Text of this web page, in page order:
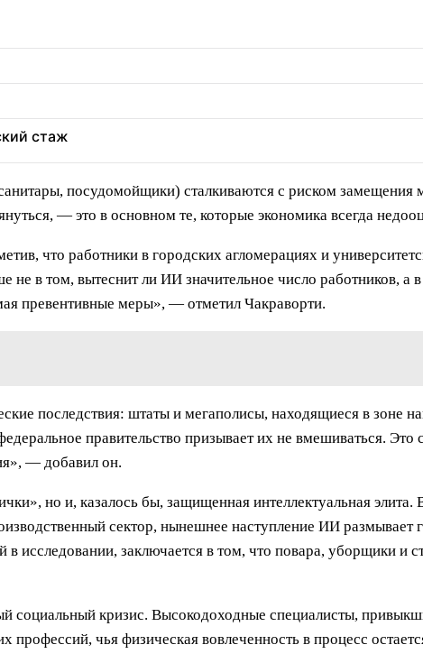
стаж
посудомойщики) сталкиваются с риском замещения
— это в основном те, которые экономика всегда
что работники в городских агломерациях и
в том, вытеснит ли ИИ значительное число работников, а
превентивные меры», — отметил Чакраворти.
последствия: штаты и мегаполисы, находящиеся в зоне
правительство призывает их не вмешиваться. Это
— добавил он.
но и, казалось бы, защищенная интеллектуальная элита.
сектор, нынешнее наступление ИИ
заключается в том, что повара, уборщики и
социальный кризис. Высокодоходные специалисты,
чья физическая вовлеченность в процесс